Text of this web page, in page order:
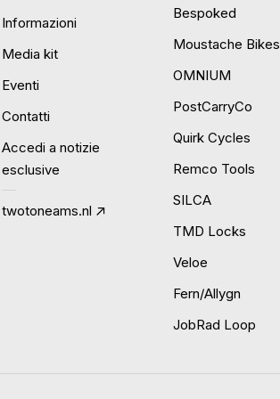
Informazioni
Media kit
Eventi
Contatti
Accedi a notizie
esclusive
twotoneams.nl
Bespoked
Moustache Bikes
OMNIUM
PostCarryCo
Quirk Cycles
Remco Tools
SILCA
TMD Locks
Veloe
Fern/Allygn
JobRad Loop